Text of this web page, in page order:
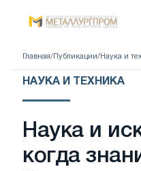
Главная/ Публикации/ Наука и
НАУКА И ТЕХНИКА
Наука и
когда